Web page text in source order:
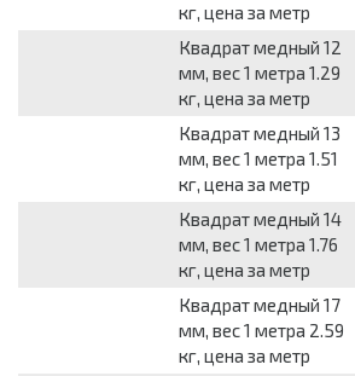
кг, цена за метр
Квадрат медный 12
мм, вес 1 метра 1.29
кг, цена за метр
Квадрат медный 13
мм, вес 1 метра 1.51
кг, цена за метр
Квадрат медный 14
мм, вес 1 метра 1.76
кг, цена за метр
Квадрат медный 17
мм, вес 1 метра 2.59
кг, цена за метр